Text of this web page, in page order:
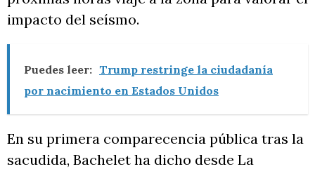
impacto del seísmo.
Puedes leer: Trump restringe la ciudadanía
por nacimiento en Estados Unidos
En su primera comparecencia pública tras la
sacudida, Bachelet ha dicho desde La